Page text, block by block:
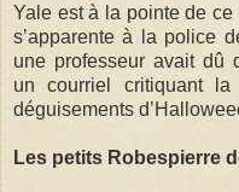
Yale est à la pointe de
s’apparente à la police
une professeur avait dû
un courriel critiquant
déguisements
Les petits Robespierre